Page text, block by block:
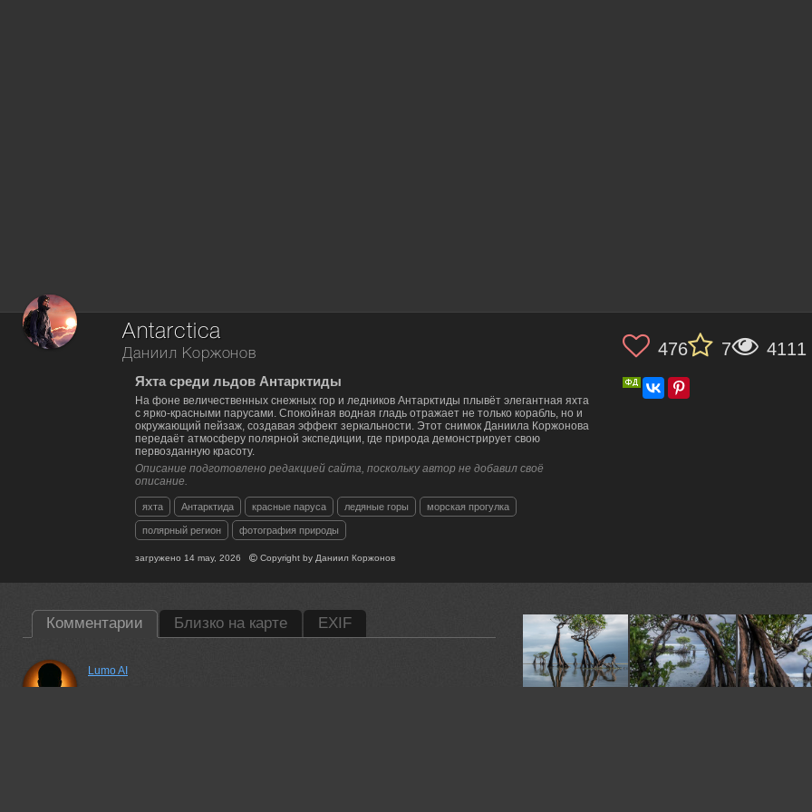
Antarctica
Даниил Коржонов
Яхта среди льдов Антарктиды
На фоне величественных снежных гор и ледников Антарктиды плывёт элегантная яхта
с ярко-красными парусами. Спокойная водная гладь отражает не только корабль, но и
окружающий пейзаж, создавая эффект зеркальности. Этот снимок Даниила Коржонова
передаёт атмосферу полярной экспедиции, где природа демонстрирует свою
первозданную красоту.
Описание подготовлено редакцией сайта, поскольку автор не добавил своё
описание.
яхта Антарктида красные паруса ледяные горы морская прогулка
полярный регион фотография природы
загружено14 may, 2026 Copyright byДаниил Коржонов
476 7 4111
Комментарии Близко на карте EXIF
Lumo AI